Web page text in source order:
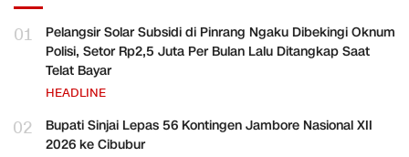
01
Pelangsir Solar Subsidi di Pinrang Ngaku Dibekingi Oknum
Polisi, Setor Rp2,5 Juta Per Bulan Lalu Ditangkap Saat
Telat Bayar
HEADLINE
02
Bupati Sinjai Lepas 56 Kontingen Jambore Nasional XII
2026 ke Cibubur